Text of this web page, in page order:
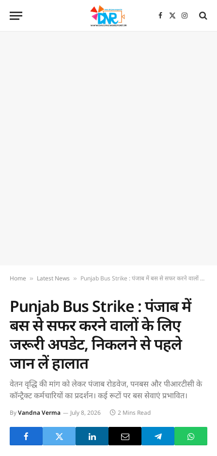
Facebook
X
Home » Latest News » Punjab Bus Strike : पंजाब में बस से सफर करने वालों के लिए जरूरी अपडेट, निकलने से पहले जान लें हालात
Punjab Bus Strike : पंजाब में
बस से सफर करने वालों के लिए
जरूरी अपडेट, निकलने से पहले
जान लें हालात
वेतन वृद्धि की मांग को लेकर पंजाब रोडवेज, पनबस और पीआरटीसी के
कॉन्ट्रैक्ट कर्मचारियों का प्रदर्शन। कई रूटों पर बस सेवाएं प्रभावित।
ByVandna Verma July 8, 2026 2 Mins Read